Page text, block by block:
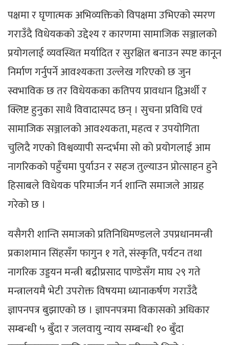
पक्षमा र घृणात्मक अभिव्यक्तिको विपक्षमा उभिएको स्मरण
गराउँदै विधेयकको उद्देश्य र कारणमा सामाजिक सञ्जालको
प्रयोगलाई व्यवस्थित मर्यादित र सुरक्षित बनाउन स्पष्ट कानून
निर्माण गर्नुपर्ने आवश्यकता उल्लेख गरिएको छ जुन
स्वभाविक छ तर विधेयकका कतिपय प्रावधान द्विअर्थी र
क्लिष्ट हुनुका साथै विवादास्पद छन् । सुचना प्रविधि एवं
सामाजिक सञ्जालको आवश्यकता, महत्व र उपयोगिता
चुलिदै गएको विश्वव्यापी सन्दर्भमा सो को प्रयोगलाई आम
नागरिकको पहुँचमा पुर्याउन र सहज तुल्याउन प्रोत्साहन हुने
हिसाबले विधेयक परिमार्जन गर्न शान्ति समाजले आग्रह
गरेको छ ।
यसैगरी शान्ति समाजको प्रतिनिधिमण्डलले उपप्रधानमन्त्री
प्रकाशमान सिंहसँग फागुन १ गते, संस्कृति, पर्यटन तथा
नागरिक उड्डयन मन्त्री बद्रीप्रसाद पाण्डेसँग माघ २९ गते
मन्त्रालयमै भेटी उपरोक्त विषयमा ध्यानाकर्षण गराउँदै
ज्ञापनपत्र बुझाएको छ । ज्ञापनपत्रमा विकासको अधिकार
सम्बन्धी ५ बुँदा र जलवायु न्याय सम्बन्धी १० बुँदा